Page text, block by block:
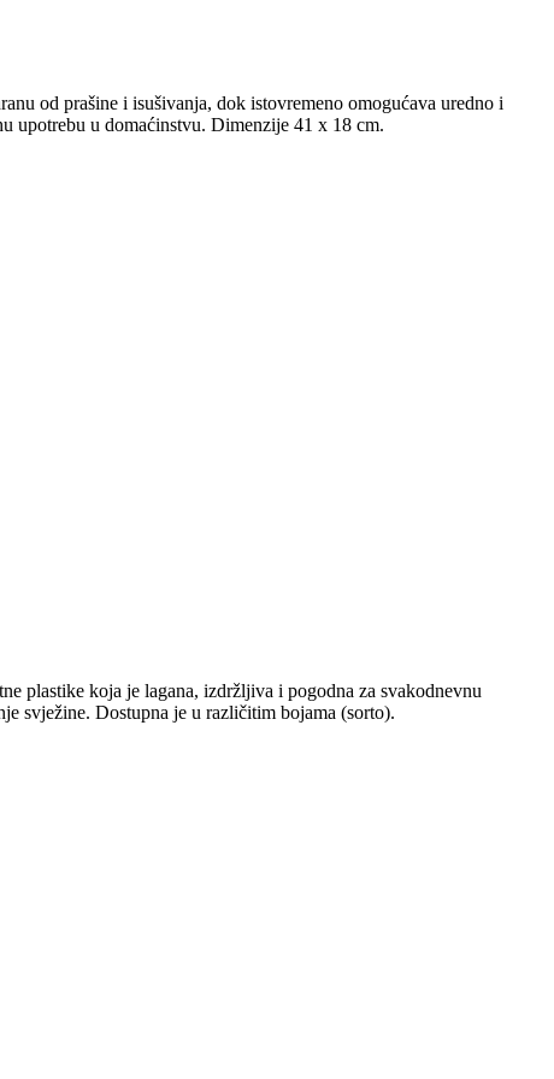
od prašine i isušivanja, dok istovremeno omogućava uredno i
upotrebu u domaćinstvu. Dimenzije 41 x 18 cm.
plastike koja je lagana, izdržljiva i pogodna za svakodnevnu
svježine. Dostupna je u različitim bojama (sorto).